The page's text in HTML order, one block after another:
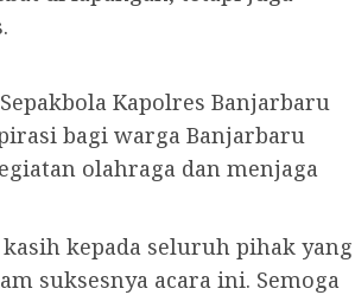
Kapolres Banjarbaru
bagi warga Banjarbaru
olahraga dan menjaga
kepada seluruh pihak yang
suksesnya acara ini. Semoga